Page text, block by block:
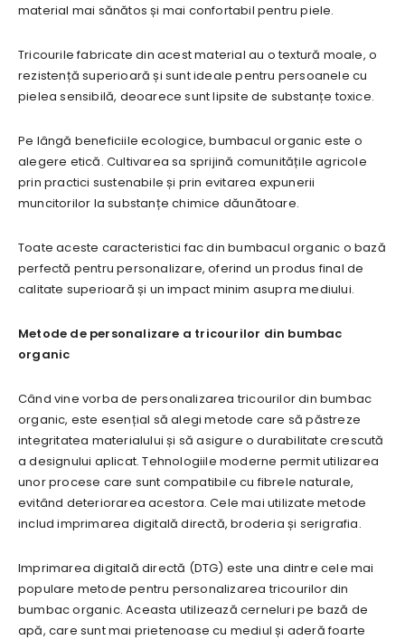
material mai sănătos și mai confortabil pentru piele.
Tricourile fabricate din acest material au o textură moale, o
rezistență superioară și sunt ideale pentru persoanele cu
pielea sensibilă, deoarece sunt lipsite de substanțe toxice.
Pe lângă beneficiile ecologice, bumbacul organic este o
alegere etică. Cultivarea sa sprijină comunitățile agricole
prin practici sustenabile și prin evitarea expunerii
muncitorilor la substanțe chimice dăunătoare.
Toate aceste caracteristici fac din bumbacul organic o bază
perfectă pentru personalizare, oferind un produs final de
calitate superioară și un impact minim asupra mediului.
Metode de personalizare a tricourilor din bumbac
organic
Când vine vorba de personalizarea tricourilor din bumbac
organic, este esențial să alegi metode care să păstreze
integritatea materialului și să asigure o durabilitate crescută
a designului aplicat. Tehnologiile moderne permit utilizarea
unor procese care sunt compatibile cu fibrele naturale,
evitând deteriorarea acestora. Cele mai utilizate metode
includ imprimarea digitală directă, broderia și serigrafia.
Imprimarea digitală directă (DTG) este una dintre cele mai
populare metode pentru personalizarea tricourilor din
bumbac organic. Aceasta utilizează cerneluri pe bază de
apă, care sunt mai prietenoase cu mediul și aderă foarte